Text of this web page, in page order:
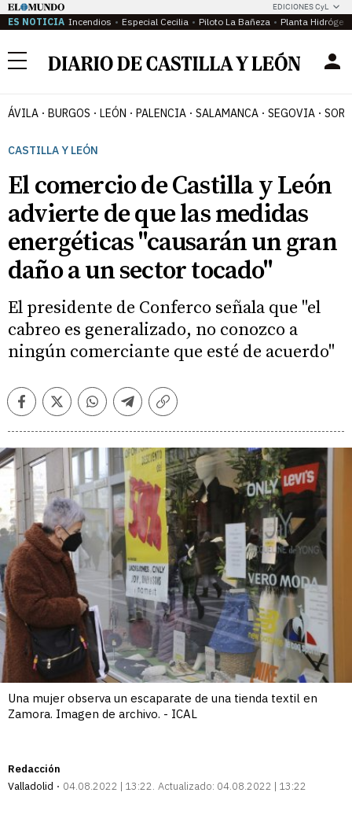
EDICIONES CyL
ES NOTICIA Incendios Especial Cecilia Piloto La Bañeza Planta
Menú
ÁVILA BURGOS LEÓN PALENCIA SALAMANCA SEGOVIA
CASTILLA Y LEÓN
El comercio de Castilla y León
advierte de que las medidas
energéticas "causarán un gran
daño a un sector tocado"
El presidente de Conferco señala que "el
cabreo es generalizado, no conozco a
ningún comerciante que esté de acuerdo"
FacebookTwitterWhatsappTelegramCopiar
Una mujer observa un escaparate de una tienda textil en
Zamora. Imagen de archivo. - ICAL
Redacción
Valladolid
04.08.2022 | 13:22 Actualizado: 04.08.2022 | 13:22